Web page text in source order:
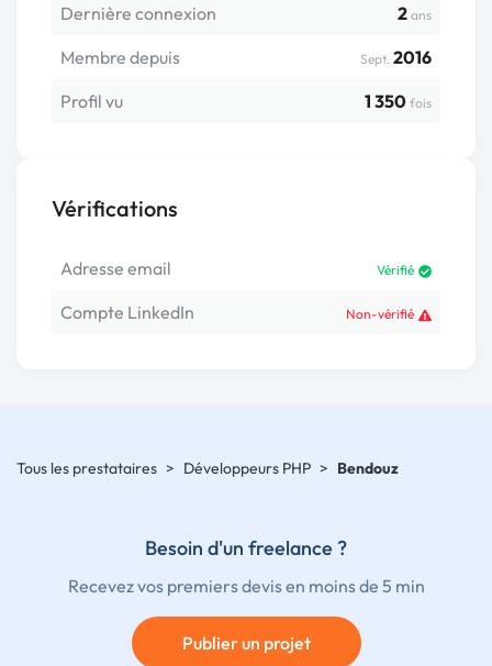
Dernière connexion 2 ans
Membre depuis Sept. 2016
Profil vu
1 350 fois
Vérifications
Adresse email Vérifié
Compte LinkedIn Non-vérifié
Tous les prestataires > Développeurs PHP > Bendouz
Besoin d'un freelance ?
Recevez vos premiers devis en moins de 5 min
Publier un projet